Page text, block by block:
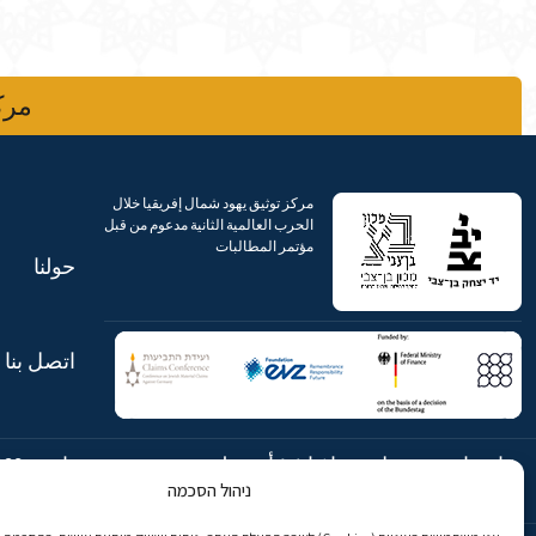
ניהול הסכמה
مركز توثيق يهود شمال إفريقيا خلال
الحرب العالمية الثانية مدعوم من قبل
مؤتمر المطالبات
حولنا
اتصل بنا
شارع ابن جبيرول، رحافيا ١٤ أورشليم
هاتف: